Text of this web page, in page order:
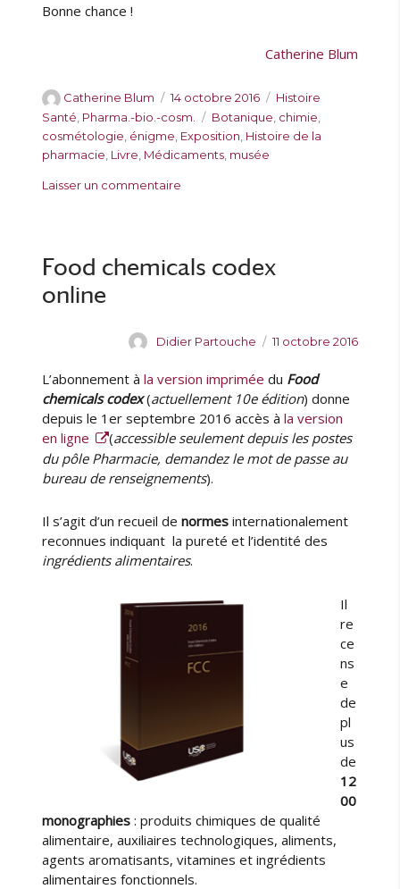
Bonne chance !
Catherine Blum
A
u
t
e
r
Catherine Blum
P
u
b
l
é
14 octobre 2016
C
a
t
s
Histoire
Santé Pharma.-bio.-cosm.
É
t
i
e
Botanique chimie
cosmétologie énigme Exposition Histoire de la
pharmacie Livre Médicaments musée
Laisser un commentaire
i
u
e
l
e
s
t
e
r
e
e
e
?
Food chemicals codex
online
A
t
e
u
r
Didier Partouche
P
b
l
é
l
11 octobre 2016
L’abonnement àla version imprimée du Food
chemicals codex(actuellement 10e édition) donne
depuis le 1er septembre 2016 accès àla version
en ligne
(accessible seulement depuis les postes
du pôle Pharmacie, demandez le mot de passe au
bureau de renseignements).
Il s’agit d’un recueildenormes internationalement
reconnues indiquant la pureté et l’identité des
ingrédients alimentaires.
Il
re
ce
ns
e
de
pl
us
de
12
00
monographies :produits chimiques de qualité
alimentaire, auxiliaires technologiques, aliments,
agents aromatisants, vitamines et ingrédients
alimentaires fonctionnels.